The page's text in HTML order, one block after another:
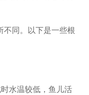
不同。以下是一些根
水温较低，鱼儿活